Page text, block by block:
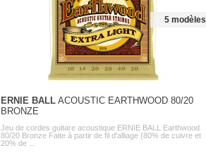
5 modèles
ERNIE BALLACOUSTIC EARTHWOOD 80/20
BRONZE
Jeu de cordes guitare acoustique ERNIE BALL Earthwood
80/20 Bronze Faite à partir de fil d'alliage (80% de cuivre et
20% de ...